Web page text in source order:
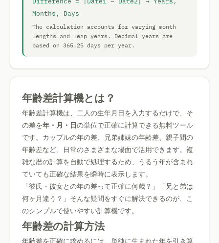
Months, Days
The calculation accounts for varying month
lengths and leap years. Decimal years are
based on 365.25 days per year.
年齢差計算機とは？
年齢差計算機は、二人の生年月日を入力するだけで、そ
の差を年・月・日の単位で正確に計算できる無料ツール
です。カップルの年の差、兄弟姉妹の年齢差、親子間の
年齢差など、日常のさまざまな場面で活用できます。複
雑な暦の計算を自動で処理するため、うるう年が含まれ
ていても正確な結果を瞬時に表示します。
「彼氏・彼女との年の差って正確に何歳？」「兄と弟は
何ヶ月違う？」そんな疑問をすぐに解決できるのが、こ
のシンプルで使いやすい計算機です。
年齢差の計算方法
年齢差を正確に求めるには、単純に生まれた年を引き算